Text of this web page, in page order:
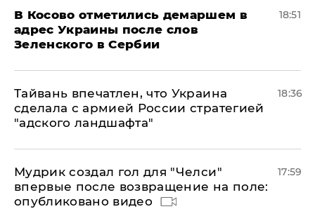
В Косово отметились демаршем в
адрес Украины после слов
Зеленского в Сербии
18:51
Тайвань впечатлен, что Украина
сделала с армией России стратегией
"адского ландшафта"
18:36
Мудрик создал гол для "Челси"
впервые после возвращение на поле:
опубликовано видео
17:59